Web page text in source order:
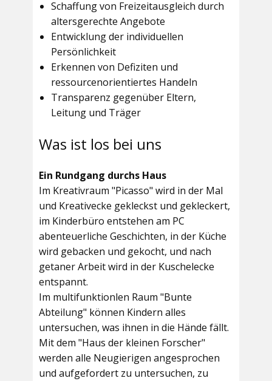
Schaffung von Freizeitausgleich durch
altersgerechte Angebote
Entwicklung der individuellen
Persönlichkeit
Erkennen von Defiziten und
ressourcenorientiertes Handeln
Transparenz gegenüber Eltern,
Leitung und Träger
Was ist los bei uns
Ein Rundgang durchs Haus
Im Kreativraum "Picasso" wird in der Mal
und Kreativecke gekleckst und gekleckert,
im Kinderbüro entstehen am PC
abenteuerliche Geschichten, in der Küche
wird gebacken und gekocht, und nach
getaner Arbeit wird in der Kuschelecke
entspannt.
Im multifunktionlen Raum "Bunte
Abteilung" können Kindern alles
untersuchen, was ihnen in die Hände fällt.
Mit dem "Haus der kleinen Forscher"
werden alle Neugierigen angesprochen
und aufgefordert zu untersuchen, zu